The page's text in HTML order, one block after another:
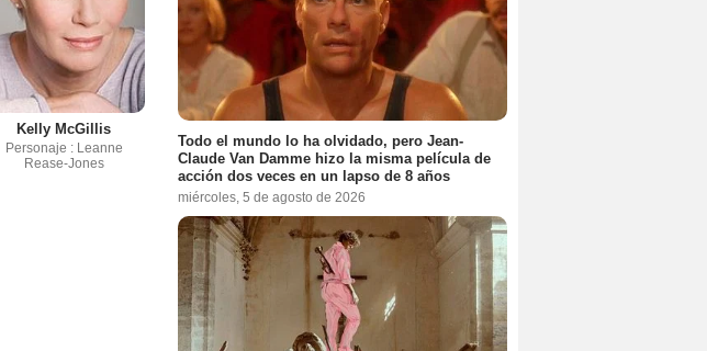
Kelly McGillis
Personaje : Leanne
Rease-Jones
Todo el mundo lo ha olvidado, pero Jean-
Claude Van Damme hizo la misma película de
acción dos veces en un lapso de 8 años
miércoles, 5 de agosto de 2026